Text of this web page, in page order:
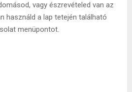
vagy észrevételed van az
használd a lap tetején található
menüpontot.